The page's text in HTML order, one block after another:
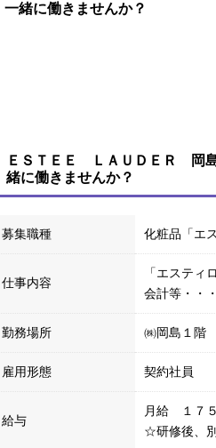
一緒に働きませんか？
ＥＳＴＥＥ ＬＡＵＤＥＲ 岡
緒に働きませんか？
募集職種 化粧品「エ
仕事内容
「エスティ
会計等・・・
勤務場所 ㈱岡島１階
雇用形態 契約社員
給与
月給 １７
☆研修後、